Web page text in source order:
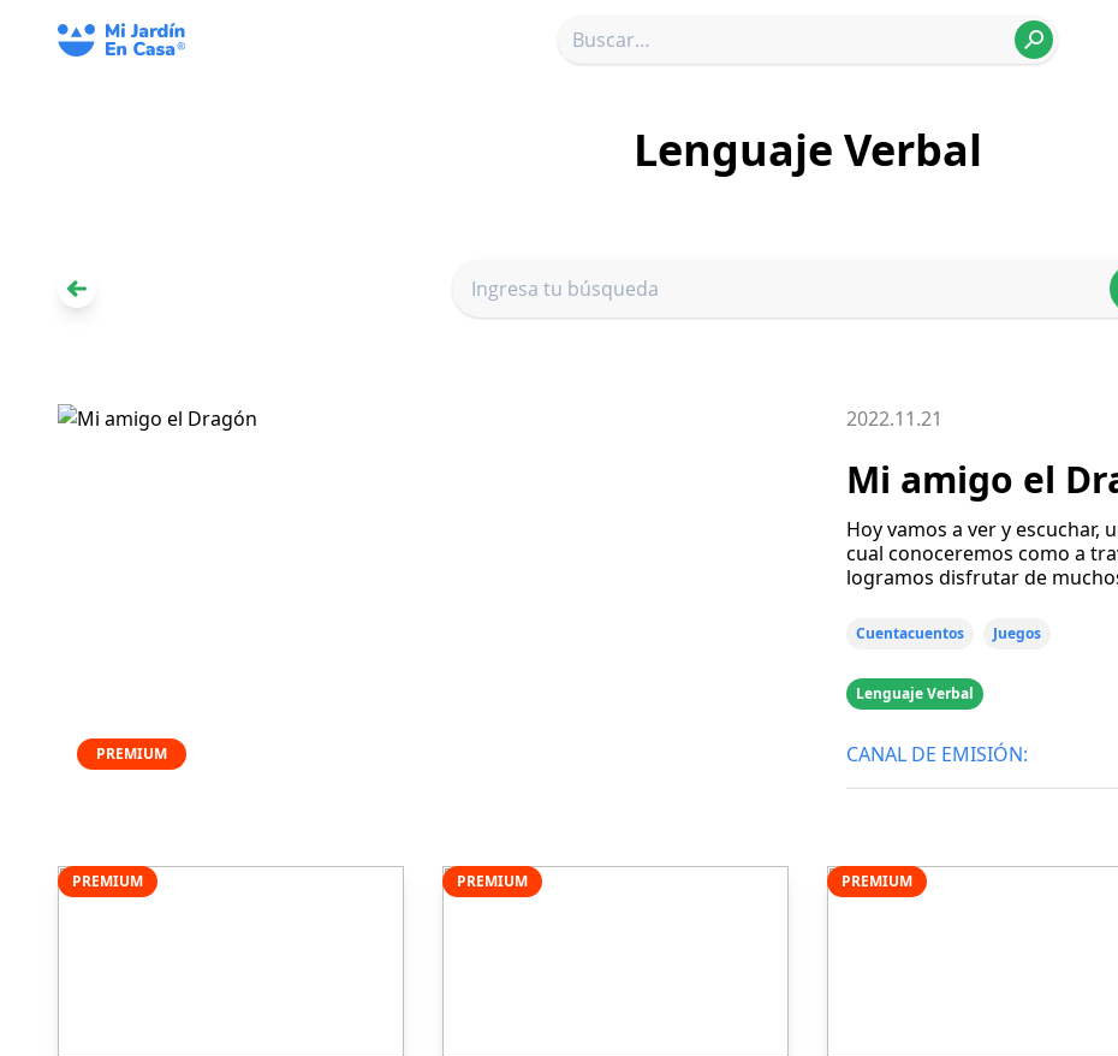
Lenguaje Verbal
PREMIUM
2022.11.21
Mi amigo el
Hoy vamos a ver y escuchar, un cuento llamado “Mi amigo el Dragón” en el
cual conoceremos como a
logramos disfrutar de
Cuentacuentos Juegos
Lenguaje Verbal
CANAL DE EMISIÓN:
PREMIUM PREMIUM PREMIUM